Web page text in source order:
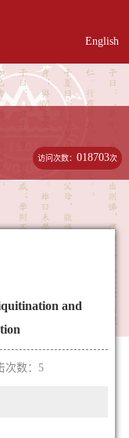
English
访问次数：018703次
and
数： 5